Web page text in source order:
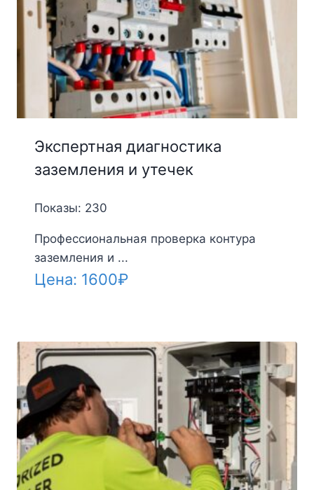
Экспертная диагностика
заземления и утечек
Показы: 230
Профессиональная проверка контура
заземления и ...
Цена: 1600₽